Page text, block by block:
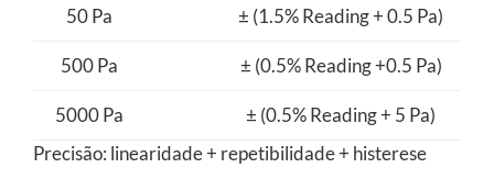
50 Pa ± (1.5% Reading + 0.5 Pa)
500 Pa ± (0.5% Reading +0.5 Pa)
5000 Pa
± (0.5% Reading + 5 Pa)
Precisão: linearidade + repetibilidade + histerese